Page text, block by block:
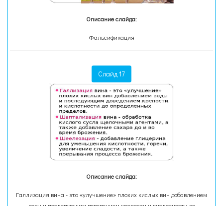
Описание слайда:
Фальсификация
Слайд 17
Описание слайда:
Галлизация вина - это «улучшение» плохих кислых вин добавлением